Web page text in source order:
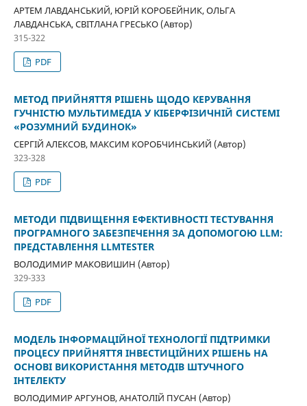
АРТЕМ ЛАВДАНСЬКИЙ, ЮРІЙ КОРОБЕЙНИК, ОЛЬГА
ЛАВДАНСЬКА, СВІТЛАНА ГРЕСЬКО (Автор)
315-322
PDF
МЕТОД ПРИЙНЯТТЯ РІШЕНЬ ЩОДО КЕРУВАННЯ
ГУЧНІСТЮ МУЛЬТИМЕДІА У КІБЕРФІЗИЧНІЙ СИСТЕМІ
«РОЗУМНИЙ БУДИНОК»
СЕРГІЙ АЛЕКСОВ, МАКСИМ КОРОБЧИНСЬКИЙ (Автор)
323-328
PDF
МЕТОДИ ПІДВИЩЕННЯ ЕФЕКТИВНОСТІ ТЕСТУВАННЯ
ПРОГРАМНОГО ЗАБЕЗПЕЧЕННЯ ЗА ДОПОМОГОЮ LLM:
ПРЕДСТАВЛЕННЯ LLMTESTER
ВОЛОДИМИР МАКОВИШИН (Автор)
329-333
PDF
МОДЕЛЬ ІНФОРМАЦІЙНОЇ ТЕХНОЛОГІЇ ПІДТРИМКИ
ПРОЦЕСУ ПРИЙНЯТТЯ ІНВЕСТИЦІЙНИХ РІШЕНЬ НА
ОСНОВІ ВИКОРИСТАННЯ МЕТОДІВ ШТУЧНОГО
ІНТЕЛЕКТУ
ВОЛОДИМИР АРГУНОВ, АНАТОЛІЙ ПУСАН (Автор)